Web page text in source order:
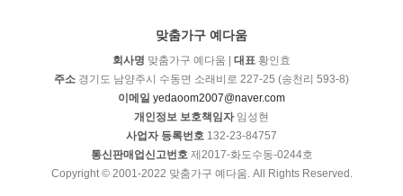
맞춤가구 예다움
회사명 맞춤가구 예다움 | 대표 황인효
주소 경기도 남양주시 수동면 소래비로 227-25 (송천리 593-8)
이메일 yedaoom2007@naver.com
개인정보 보호책임자임성현
사업자 등록번호 132-23-84757
통신판매업신고번호제2017-화도수동-0244호
Copyright © 2001-2022 맞춤가구 예다움. All Rights Reserved.